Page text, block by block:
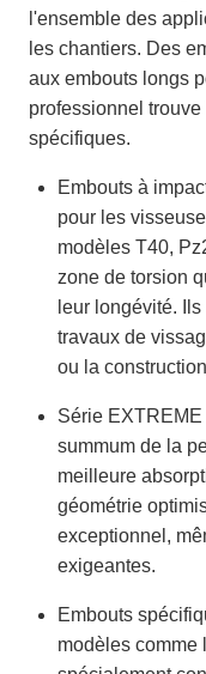
l'ensemble des
les chantiers. Des
aux embouts longs
professionnel
spécifiques.
Embouts à
pour les
modèles T40,
zone de torsion
leur longévité.
travaux de
ou la
Série
summum de la
meilleure
géométrie
exceptionnel,
exigeantes.
Embouts
modèles comme